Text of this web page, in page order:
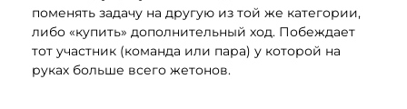
поменять задачу на другую из той же категории,
либо «купить» дополнительный ход. Побеждает
тот участник (команда или пара) у которой на
руках больше всего жетонов.